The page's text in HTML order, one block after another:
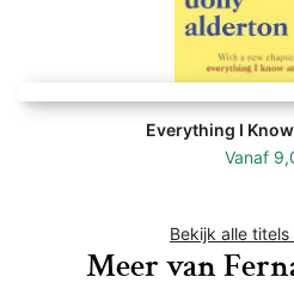
Everything I
Vanaf
Bekijk alle titels
Meer van